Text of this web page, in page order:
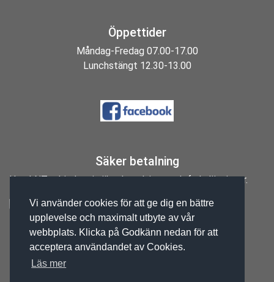
Vi använder cookies för att ge dig en bättre
upplevelse och maximalt utbyte av vår
webbplats. Klicka på Godkänn nedan för att
acceptera användandet av Cookies.
Läs mer
Öppettider
Måndag-Fredag 07.00-17.00
Lunchstängt 12.30-13.00
Säker betalning
Hos LNT erbjuder vi säkra betalnings och fraktlösningar.
Orgnr: 556207-2065